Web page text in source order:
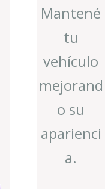
Mantené
tu
vehículo
mejorand
o su
aparienci
a.